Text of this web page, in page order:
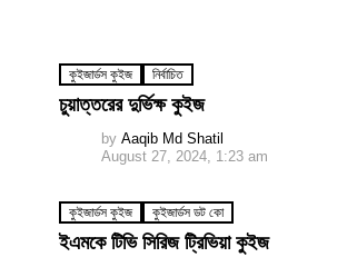
কুইজার্ডস কুইজ নির্বাচিত
চুয়াত্তরের দুর্ভিক্ষ কুইজ
by Aaqib Md Shatil
August 27, 2024, 1:23 am
কুইজার্ডস কুইজ কুইজার্ডস ডট কো
ইএমকে টিভি সিরিজ ট্রিভিয়া কুইজ